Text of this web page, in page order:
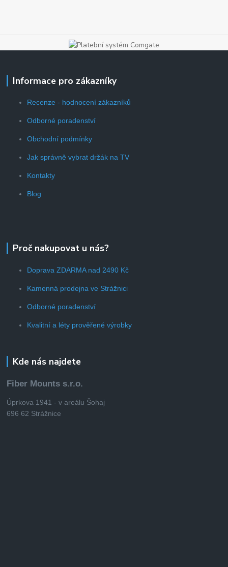
Informace pro zákazníky
Recenze - hodnocení zákazníků
Odborné poradenství
Obchodní podmínky
Jak správně vybrat držák na TV
Kontakty
Blog
Proč nakupovat u nás?
Doprava ZDARMA nad 2490 Kč
Kamenná prodejna ve Strážnici
Odborné poradenství
Kvalitní a léty prověřené výrobky
Kde nás najdete
Fiber Mounts s.r.o.
Úprkova 1941 - v areálu Šohaj
696 62 Strážnice